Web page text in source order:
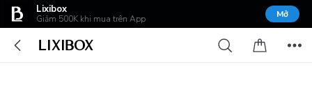
Lixibox
Giảm 500K khi mua trên App Mở